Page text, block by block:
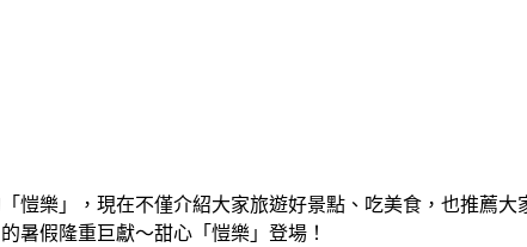
愷樂」，現在不僅介紹大家旅遊好景點、吃美食，也推薦
暑假隆重巨獻～甜心「愷樂」登場！